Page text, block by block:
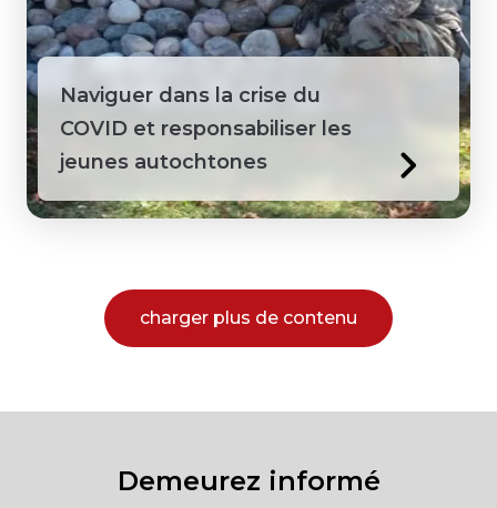
Naviguer dans la crise du
COVID et responsabiliser les
jeunes autochtones
charger plus de contenu
Demeurez informé